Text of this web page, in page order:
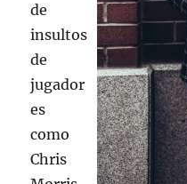
de
insultos
de
jugador
es
como
Chris